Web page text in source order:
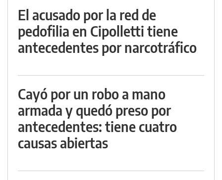
El acusado por la red de
pedofilia en Cipolletti tiene
antecedentes por narcotráfico
Cayó por un robo a mano
armada y quedó preso por
antecedentes: tiene cuatro
causas abiertas